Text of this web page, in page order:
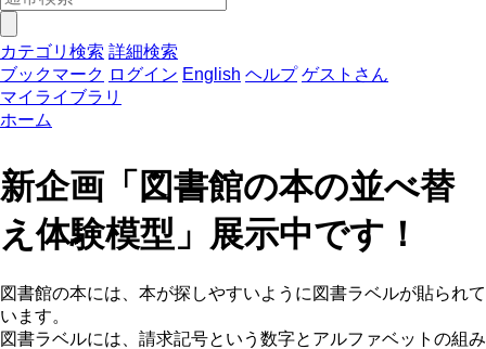
カテゴリ検索 詳細検索
ブックマーク ログイン English ヘルプ ゲストさん
マイライブラリ
ホーム
新企画「図書館の本の並べ替
え体験模型」展示中です！
図書館の本には、本が探しやすいように図書ラベルが貼られて
います。
図書ラベルには、請求記号という数字とアルファベットの組み